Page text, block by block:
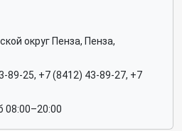
округ Пенза, Пенза,
89-25, +7 (8412) 43-89-27, +7
08:00–20:00